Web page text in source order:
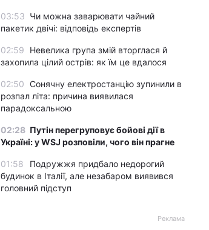
03:53 Чи можна заварювати чайний
пакетик двічі: відповідь експертів
02:59
Невелика група змій вторглася й
захопила цілий острів: як їм це вдалося
02:50 Сонячну електростанцію зупинили в
розпал літа: причина виявилася
парадоксальною
02:28 Путін перегруповує бойові дії в
Україні: у WSJ розповіли, чого він прагне
01:58
Подружжя придбало недорогий
будинок в Італії, але незабаром виявився
головний підступ
Реклама